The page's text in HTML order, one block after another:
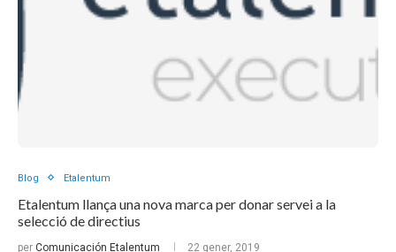
Blog Etalentum
Etalentum llança una nova marca per donar servei a la
selecció de directius
per Comunicación Etalentum 22 gener, 2019